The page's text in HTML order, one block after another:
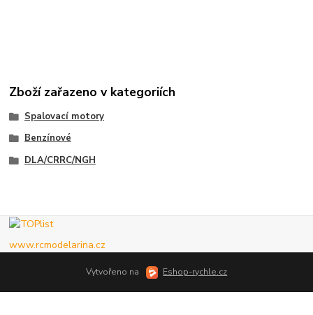
Zboží zařazeno v kategoriích
Spalovací motory
Benzínové
DLA/CRRC/NGH
www.rcmodelarina.cz
Vytvořeno na Eshop-rychle.cz